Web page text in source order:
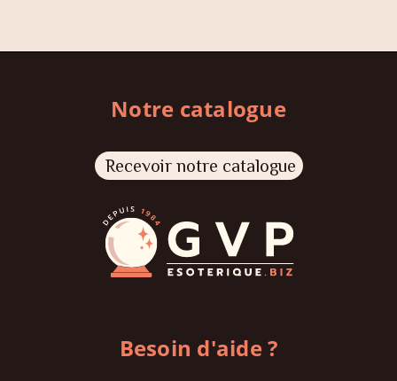
Notre catalogue
Recevoir notre catalogue
Besoin d'aide ?